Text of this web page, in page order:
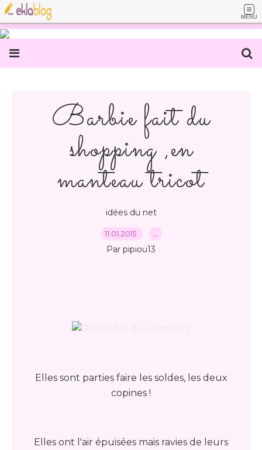
MENU
Barbie fait du
shopping ,en
manteau tricot
idées du net
11.01.2015 …
Par pipiou13
Elles sont parties faire les soldes, les deux
copines !
Elles ont l'air épuisées mais ravies de leurs